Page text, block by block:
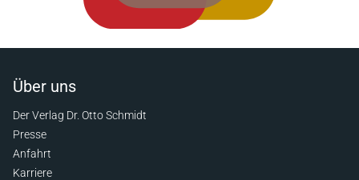
Über uns
Der Verlag Dr. Otto Schmidt
Presse
Anfahrt
Karriere